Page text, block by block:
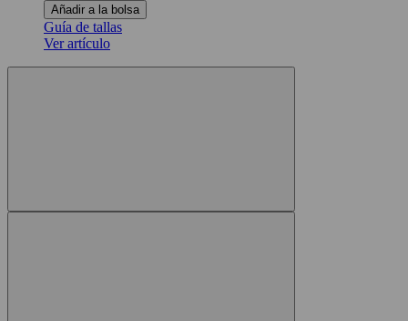
Añadir a la bolsa
Guía de tallas
Ver artículo